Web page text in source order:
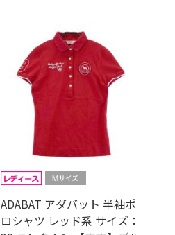
ADABAT アダバット 半袖ポ
ロシャツ レッド系 サイズ：